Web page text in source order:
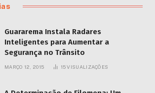
Guararema Instala Radares
Inteligentes para Aumentar a
Segurança no Trânsito
MARÇO 12, 2015 15VISUALIZAÇÕES